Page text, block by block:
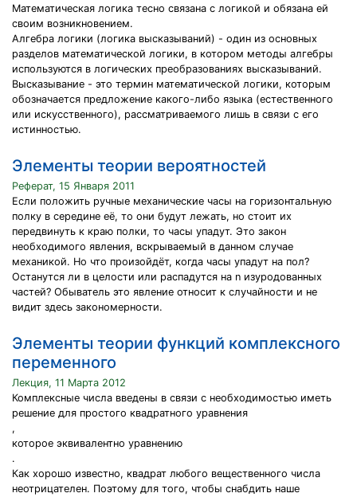
Математическая логика тесно связана с логикой и обязана ей
своим возникновением.
Алгебра логики (логика высказываний) - один из основных
разделов математической логики, в котором методы алгебры
используются в логических преобразованиях высказываний.
Высказывание - это термин математической логики, которым
обозначается предложение какого-либо языка (естественного
или искусственного), рассматриваемого лишь в связи с его
истинностью.
Элементы теории вероятностей
Реферат, 15 Января 2011
Если положить ручные механические часы на горизонтальную
полку в середине её, то они будут лежать, но стоит их
передвинуть к краю полки, то часы упадут. Это закон
необходимого явления, вскрываемый в данном случае
механикой. Но что произойдёт, когда часы упадут на пол?
Останутся ли в целости или распадутся на n изуродованных
частей? Обыватель это явление относит к случайности и не
видит здесь закономерности.
Элементы теории функций комплексного
переменного
Лекция, 11 Марта 2012
Комплексные числа введены в связи с необходимостью иметь
решение для простого квадратного уравнения
,
которое эквивалентно уравнению
.
Как хорошо известно, квадрат любого вещественного числа
неотрицателен. Поэтому для того, чтобы снабдить наше